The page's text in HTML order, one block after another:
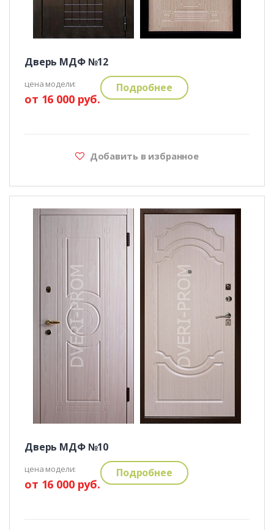
Дверь МДФ №12
цена модели:
от 16 000 руб.
Подробнее
Добавить в избранное
Дверь МДФ №10
цена модели:
от 16 000 руб.
Подробнее